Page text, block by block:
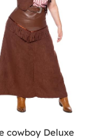
cowboy Deluxe